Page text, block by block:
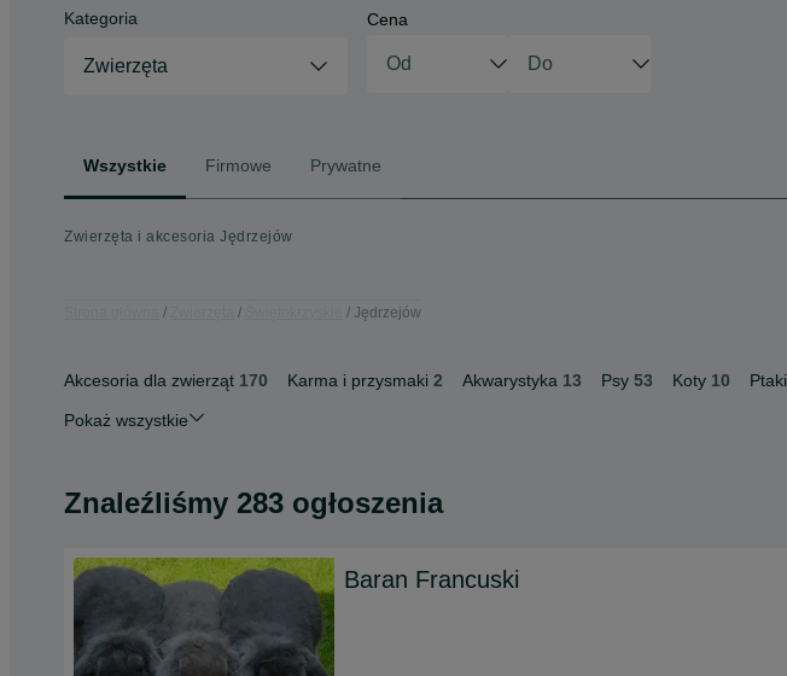
Kategoria
Zwierzęta
Cena
Wszystkie Firmowe Prywatne
Zwierzęta i akcesoria Jędrzejów
Jędrzejów
Akcesoria dla zwierząt 170 Karma i przysmaki 2 Akwarystyka 13 Psy 53 Koty 10 Ptaki
Pokaż wszystkie
Znaleźliśmy 283 ogłoszenia
Baran Francuski